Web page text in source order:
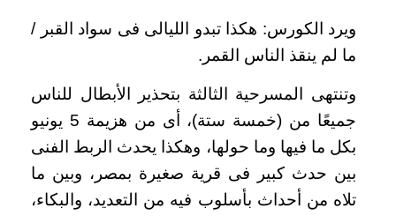
ويرد الكورس: هكذا تبدو الليالى فى سواد القبر /
ما لم ينقذ الناس القمر.
وتنتهى المسرحية الثالثة بتحذير الأبطال للناس
جميعًا من (خمسة ستة)، أى من هزيمة 5 يونيو
بكل ما فيها وما حولها، وهكذا يحدث الربط الفنى
بين حدث كبير فى قرية صغيرة بمصر، وبين ما
تلاه من أحداث بأسلوب فيه من التعديد، والبكاء،